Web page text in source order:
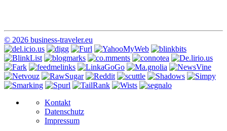
© 2026 business-traveler.eu
Kontakt
Datenschutz
Impressum